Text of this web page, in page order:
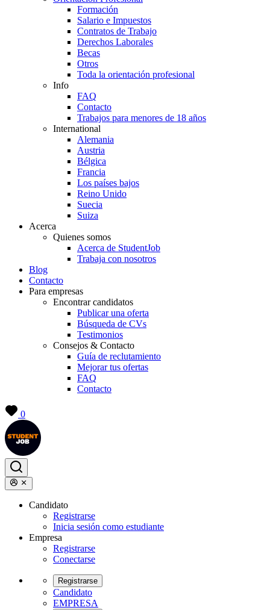
Formación
Salario e Impuestos
Contratos de Trabajo
Derechos Laborales
Becas
Otros
Toda la orientación profesional
Info
FAQ
Contacto
Trabajos para menores de 18 años
International
Alemania
Austria
Bélgica
Francia
Los países bajos
Reino Unido
Suecia
Suiza
Acerca
Quienes somos
Acerca de StudentJob
Trabaja con nosotros
Blog
Contacto
Para empresas
Encontrar candidatos
Publicar una oferta
Búsqueda de CVs
Testimonios
Consejos & Contacto
Guía de reclutamiento
Mejorar tus ofertas
FAQ
Contacto
0
Candidato
Registrarse
Inicia sesión como estudiante
Empresa
Registrarse
Conectarse
Registrarse
Candidato
EMPRESA